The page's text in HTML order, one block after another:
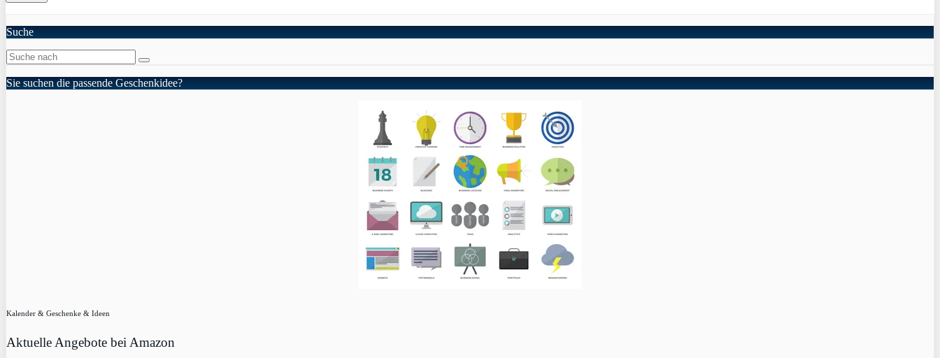
Suche
Sie suchen die passende Geschenkidee?
Kalender & Geschenke & Ideen
Aktuelle Angebote bei Amazon